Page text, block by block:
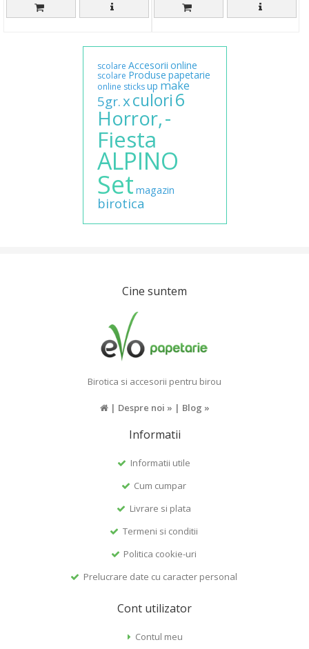
scolare Accesorii online
scolare Produse papetarie
online sticks up make
5gr.xculori6
Horror,-
Fiesta
ALPINO
Set magazin
birotica
Cine suntem
Birotica si accesorii pentru birou
| Despre noi » | Blog »
Informatii
Informatii utile
Cum cumpar
Livrare si plata
Termeni si conditii
Politica cookie-uri
Prelucrare date cu caracter personal
Cont utilizator
Contul meu